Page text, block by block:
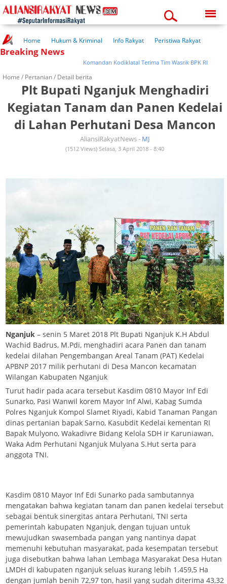
06:35:54 am
Home Hukum & Kriminal Info Rakyat
Peristiwa Rakyat
Kuliner Rakyat
Wisata Rakyat
Kesehatan
Breaking News
Komandan Kodiklatal Terima Tim Wasrik BPK RI
Home / Pertanian/ Detail berita
Plt Bupati Nganjuk Menghadiri
Kegiatan Tanam dan Panen Kedelai
di Lahan Perhutani Desa Mancon
AliansiRakyatNews - MJ
(1512 Views) Selasa, 3 April 2018 - 8:40
Nganjuk – senin 5 Maret 2018 Plt Bupati Nganjuk K.H Abdul
Wachid Badrus, M.Pdi, menghadiri acara Panen dan tanam
kedelai dilahan Pengembangan Areal Tanam (PAT) Kedelai
APBNP 2017 milik perhutani di Desa Mancon kecamatan
Wilangan Kabupaten Nganjuk
Turut hadir pada acara tersebut Kasdim 0810 Mayor Inf Edi
Sunarko, Pasi Wanwil korem Mayor Inf Alwi, Kabag Sumda
Polres Nganjuk Kompol Slamet Riyadi, Kabid Tanaman Pangan
dinas pertanian bapak Sarno, Kasubdit Kedelai kementan RI
Bapak Mulyono, Wakadivre Bidang Kelola SDH ir Karuniawan,
Waka Adm Perhutani Nganjuk Mulyana S.Hut serta para
anggota TNI.
Kasdim 0810 Mayor Inf Edi Sunarko pada sambutannya
mengatakan bahwa kegiatan tanam dan panen kedelai tersebut
sebagai bentuk sinergitas antara Perhutani, TNI serta
pemerintah kabupaten Nganjuk, dengan tujuan untuk
mewujudkan swasembada pangan yang nantinya dapat
memenuhi kebutuhan masyarakat, pada kesempatan tersebut
juga disebutkan bahwa lahan Lembaga Masyarakat Desa Hutan
LMDH di kabupaten nganjuk seluas kurang lebih 1.459,5 Ha
dengan jumlah benih 72,97 ton, hasil yang sudah diterima 43,32